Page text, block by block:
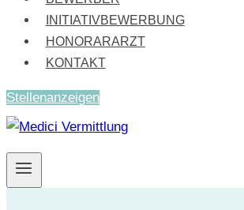
INITIATIVBEWERBUNG
HONORARARZT
KONTAKT
Stellenanzeigen